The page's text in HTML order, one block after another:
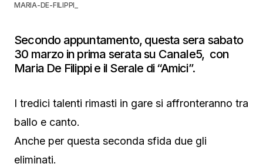
MARIA-DE-FILIPPI_
Secondo appuntamento, questa sera sabato
30 marzo in prima serata su Canale5, con
Maria De Filippi e il Serale di “Amici”.
I tredici talenti rimasti in gare si affronteranno tra
ballo e canto.
Anche per questa seconda sfida due gli
eliminati.